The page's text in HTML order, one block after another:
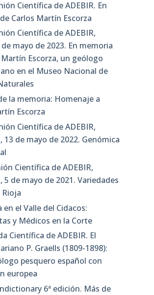
Científica de ADEBIR. En
Carlos Martín Escorza
Científica de ADEBIR,
mayo de 2023. En memoria
Escorza, un geólogo
en el Museo Nacional de
la memoria: Homenaje a
Escorza
Científica de ADEBIR,
13 de mayo de 2022. Genómica
Científica de ADEBIR,
5 de mayo de 2021. Variedades
Rioja
en el Valle del Cidacos:
y Médicos en la Corte
Científica de ADEBIR. El
P. Graells (1809-1898):
pesquero español con
europea
6ª edición. Más de